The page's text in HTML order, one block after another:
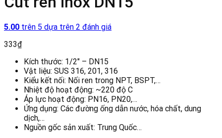
5.00 trên 5 dựa trên 2 đánh giá
333₫
Kích thước: 1/2″ – DN15
Vật liệu: SUS 316, 201, 316
Kiểu kết nối: Nối ren trong NPT, BSPT,…
Nhiệt độ hoạt động: ~220 độ C
Áp lực hoạt động: PN16, PN20,…
Ứng dụng: Các đường ống dẫn nước, hóa chất, dung
dịch,…
Nguồn gốc sản xuất: Trung Quốc…